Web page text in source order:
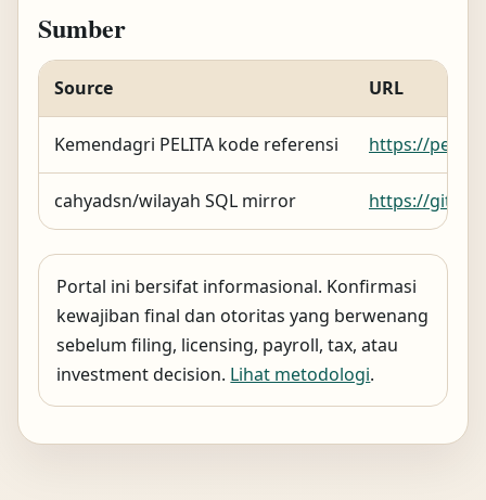
Sumber
Source URL
Kemendagri PELITA kode referensi https://
cahyadsn/wilayah SQL mirror https://
Portal ini bersifat informasional. Konfirmasi
kewajiban final dan otoritas yang berwenang
sebelum filing, licensing, payroll, tax, atau
investment decision. Lihat metodologi.